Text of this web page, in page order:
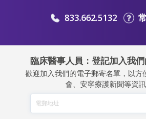
833.662.5132
臨床醫事人員：登記加入我
歡迎加入我們的電子郵寄名單，以方
會、安寧療護新聞等資訊